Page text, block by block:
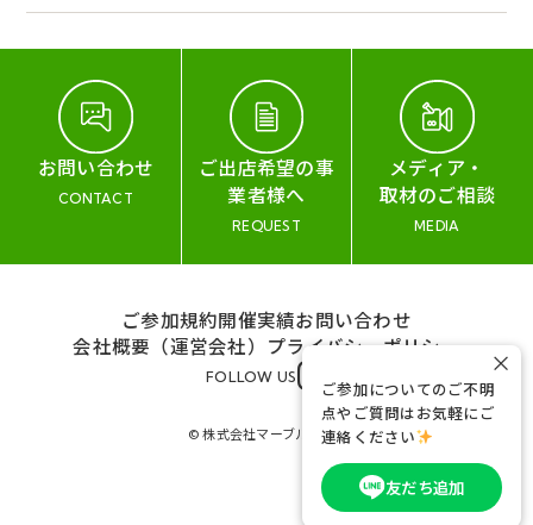
お問い合わせ
CONTACT
ご出店希望の事
業者様へ
REQUEST
メディア・
取材のご相談
MEDIA
ご参加規約開催実績お問い合わせ
会社概要（運営会社） プライバシーポリシー
FOLLOW US
© 株式会社マーブル&コー
ご参加についてのご不明
点やご質問はお気軽にご
連絡ください
友だち追加
×